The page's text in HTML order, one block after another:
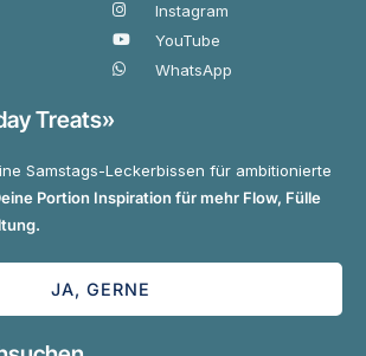
Instagram
YouTube
WhatsApp
Treats»
Samstags-Leckerbissen für ambitionierte
Portion Inspiration für mehr Flow, Fülle
JA, GERNE